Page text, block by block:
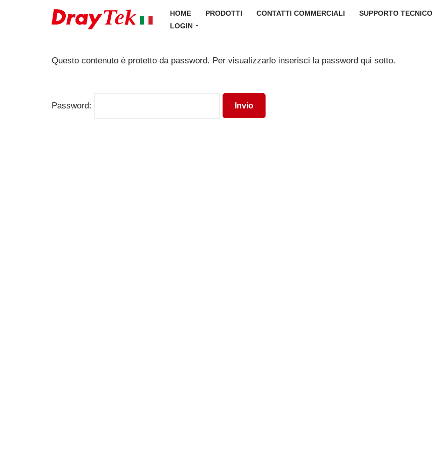
HOME PRODOTTI CONTATTI COMMERCIALI SUPPORTO TECNICO
LOGIN
Questo contenuto è protetto da password. Per visualizzarlo inserisci la password qui sotto.
Password: